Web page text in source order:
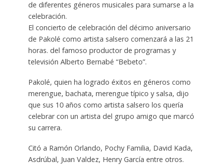
de diferentes géneros musicales para sumarse a la
celebración.
El concierto de celebración del décimo aniversario
de Pakolé como artista salsero comenzará a las 21
horas. del famoso productor de programas y
televisión Alberto Bernabé “Bebeto”.
Pakolé, quien ha logrado éxitos en géneros como
merengue, bachata, merengue típico y salsa, dijo
que sus 10 años como artista salsero los quería
celebrar con un artista del grupo amigo que marcó
su carrera.
Citó a Ramón Orlando, Pochy Familia, David Kada,
Asdrúbal, Juan Valdez, Henry García entre otros.